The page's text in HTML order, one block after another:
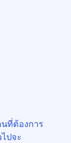
ที่ต้องการ
ปจะ